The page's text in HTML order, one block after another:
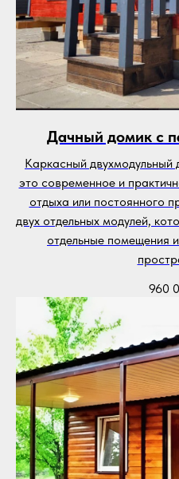
Дачный домик с
Каркасный
это современное и
отдыха или постоянного
двух отдельных модулей,
отдельные помещения
960